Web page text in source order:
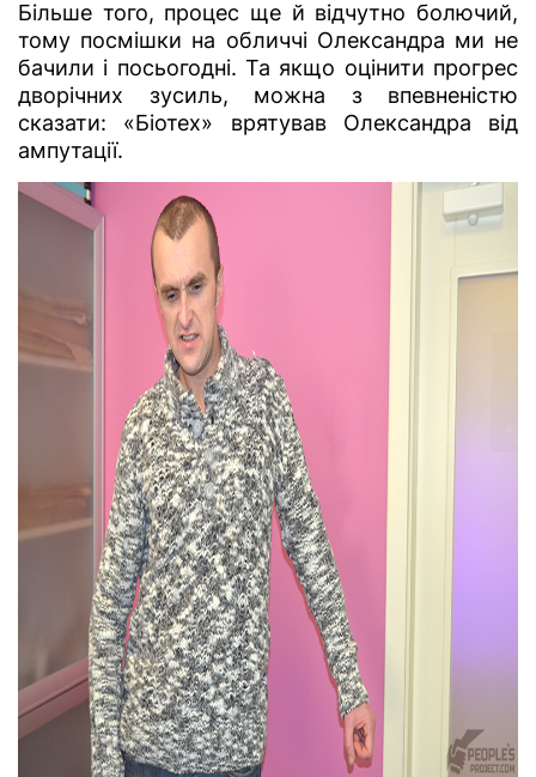
Більше того, процес ще й відчутно болючий,
тому посмішки на обличчі Олександра ми не
бачили і посьогодні. Та якщо оцінити прогрес
дворічних зусиль, можна з впевненістю
сказати: «Біотех» врятував Олександра від
ампутації.